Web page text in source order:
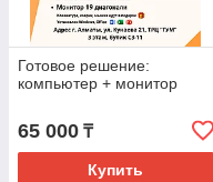
Готовое решение:
компьютер + монитор
65 000 ₸
Купить